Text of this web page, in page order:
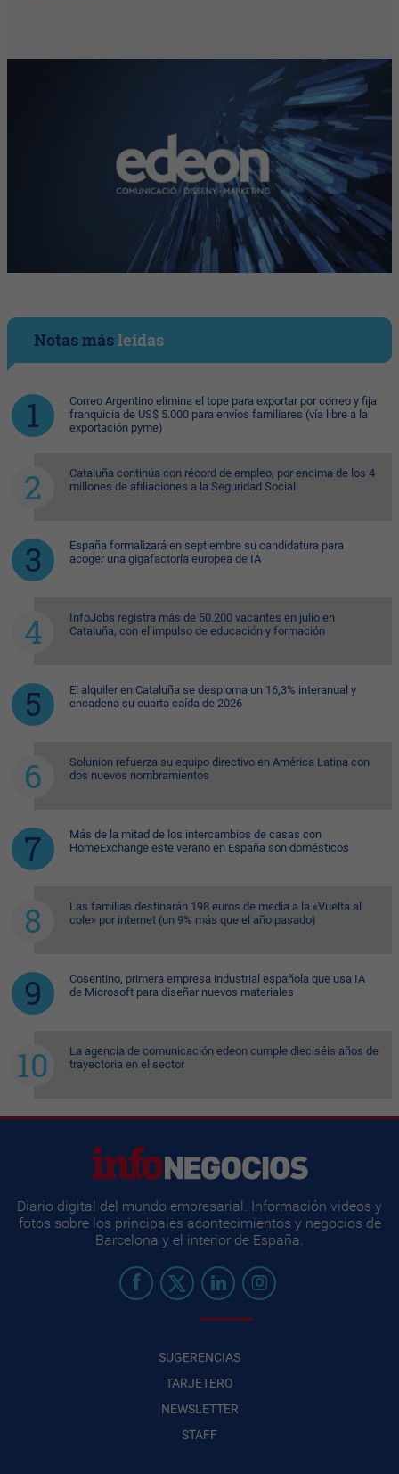
Notas másleídas
Correo Argentino elimina el tope para exportar por correo y fija
franquicia de US$ 5.000 para envíos familiares (vía libre a la
exportación pyme)
Cataluña continúa con récord de empleo, por encima de los 4
millones de afiliaciones a la Seguridad Social
España formalizará en septiembre su candidatura para
acoger una gigafactoría europea de IA
InfoJobs registra más de 50.200 vacantes en julio en
Cataluña, con el impulso de educación y formación
El alquiler en Cataluña se desploma un 16,3% interanual y
encadena su cuarta caída de 2026
Solunion refuerza su equipo directivo en América Latina con
dos nuevos nombramientos
Más de la mitad de los intercambios de casas con
HomeExchange este verano en España son domésticos
Las familias destinarán 198 euros de media a la «Vuelta al
cole» por internet (un 9% más que el año pasado)
Cosentino, primera empresa industrial española que usa IA
de Microsoft para diseñar nuevos materiales
La agencia de comunicación edeon cumple dieciséis años de
trayectoria en el sector
Diario digital del mundo empresarial. Información videos y
fotos sobre los principales acontecimientos y negocios de
Barcelona y el interior de España.
SUGERENCIAS
TARJETERO
NEWSLETTER
STAFF